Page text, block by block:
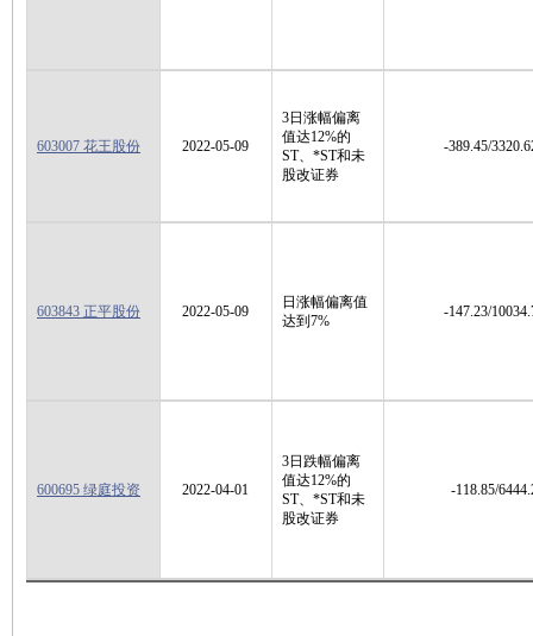
603007 花王股份 2022-05-09
3日涨幅偏离
值达12%的
ST、*ST和未
股改证券
-389.45/
603843 正平股份 2022-05-09
日涨幅偏离值
达到7%
-147.23/
600695 绿庭投资 2022-04-01
3日跌幅偏离
值达12%的
ST、*ST和未
股改证券
-118.85/